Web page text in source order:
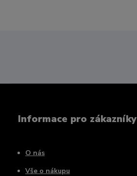
Informace pro zákazníky
O nás
Vše o nákupu